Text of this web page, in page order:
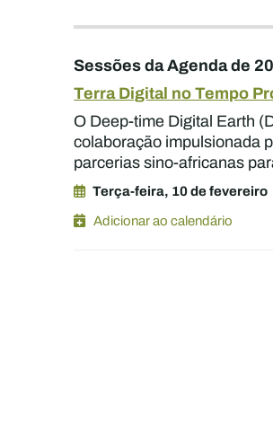
Sessões da Agenda de
Terra Digital no Tempo
O Deep-time Digital Earth
colaboração impulsionada
parcerias sino-africanas
Terça-feira, 10 de fevereiro
Adicionar ao calendário